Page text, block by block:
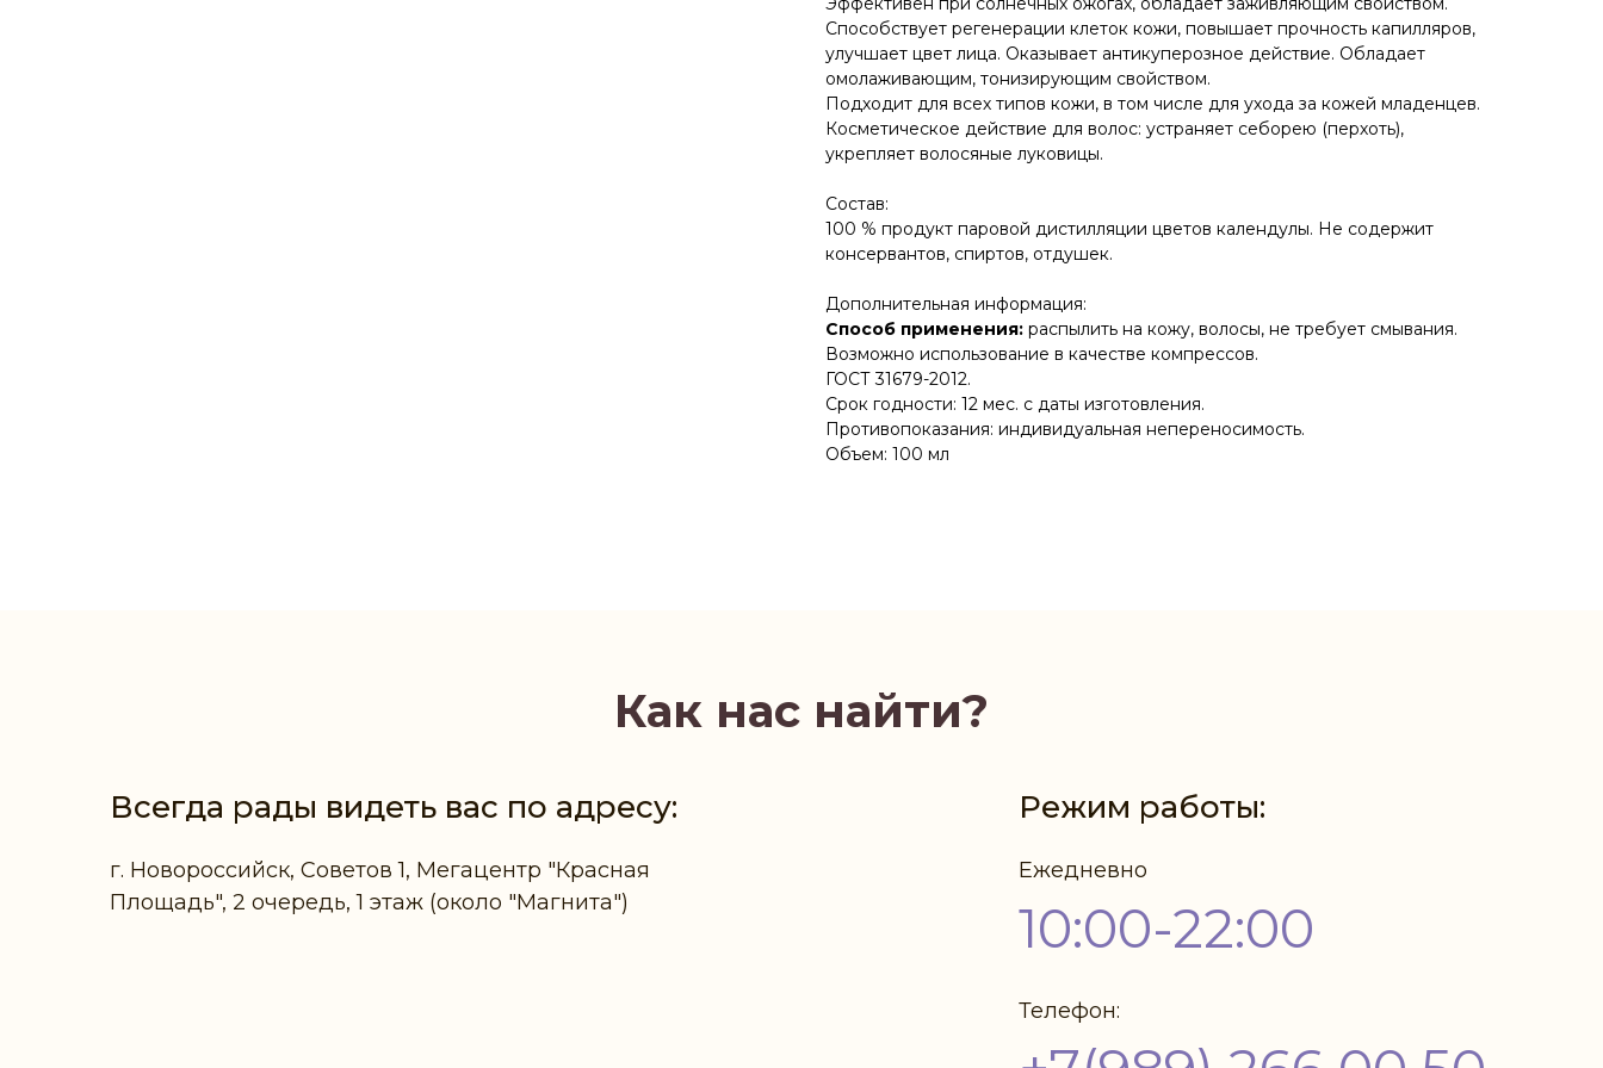
Способствует регенерации клеток кожи, повышает прочность капилляров,
улучшает цвет лица. Оказывает антикуперозное действие. Обладает
омолаживающим, тонизирующим свойством.
Подходит для всех типов кожи, в том числе для ухода за кожей младенцев.
Косметическое действие для волос: устраняет себорею (перхоть),
укрепляет волосяные луковицы.
Состав:
100 % продукт паровой дистилляции цветов календулы. Не содержит
консервантов, спиртов, отдушек.
Дополнительная информация:
Способ применения: распылить на кожу, волосы, не требует смывания.
Возможно использование в качестве компрессов.
ГОСТ 31679-2012.
Срок годности: 12 мес. с даты изготовления.
Противопоказания: индивидуальная непереносимость.
Объем: 100 мл
Как нас найти?
Всегда рады видеть вас по адресу:
г. Новороссийск, Советов 1, Мегацентр "Красная
Площадь", 2 очередь, 1 этаж (около "Магнита")
Режим работы:
Ежедневно
Телефон:
10:00-22:00